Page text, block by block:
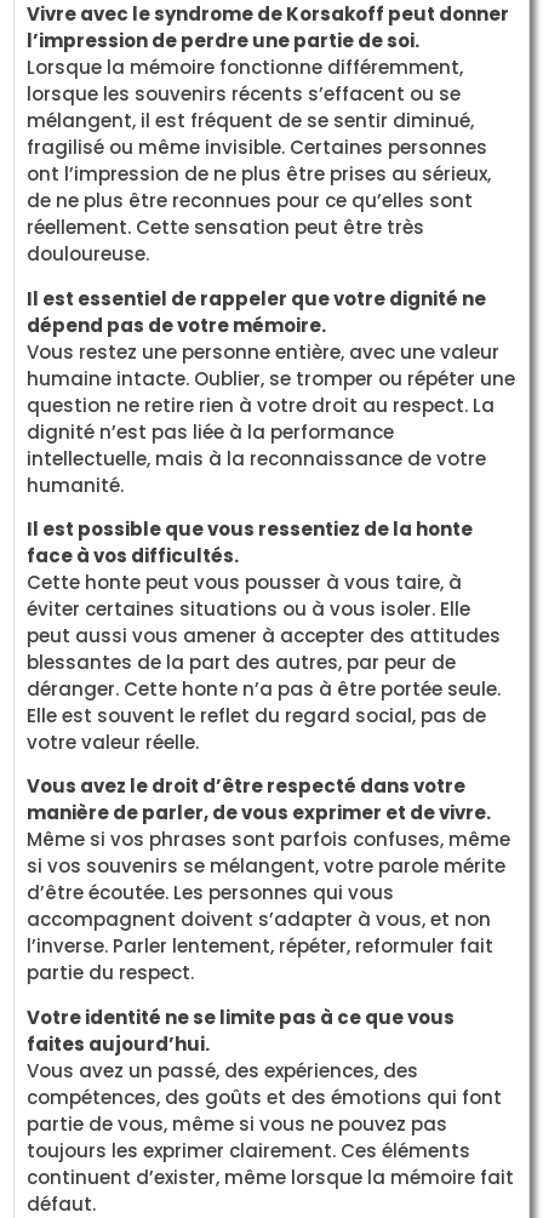
Vivre avec le syndrome de Korsakoff peut donner
l’impression de perdre une partie de soi.
Lorsque la mémoire fonctionne différemment,
lorsque les souvenirs récents s’effacent ou se
mélangent, il est fréquent de se sentir diminué,
fragilisé ou même invisible. Certaines personnes
ont l’impression de ne plus être prises au sérieux,
de ne plus être reconnues pour ce qu’elles sont
réellement. Cette sensation peut être très
douloureuse.
Il est essentiel de rappeler que votre dignité ne
dépend pas de votre mémoire.
Vous restez une personne entière, avec une valeur
humaine intacte. Oublier, se tromper ou répéter une
question ne retire rien à votre droit au respect. La
dignité n’est pas liée à la performance
intellectuelle, mais à la reconnaissance de votre
humanité.
Il est possible que vous ressentiez de la honte
face à vos difficultés.
Cette honte peut vous pousser à vous taire, à
éviter certaines situations ou à vous isoler. Elle
peut aussi vous amener à accepter des attitudes
blessantes de la part des autres, par peur de
déranger. Cette honte n’a pas à être portée seule.
Elle est souvent le reflet du regard social, pas de
votre valeur réelle.
Vous avez le droit d’être respecté dans votre
manière de parler, de vous exprimer et de vivre.
Même si vos phrases sont parfois confuses, même
si vos souvenirs se mélangent, votre parole mérite
d’être écoutée. Les personnes qui vous
accompagnent doivent s’adapter à vous, et non
l’inverse. Parler lentement, répéter, reformuler fait
partie du respect.
Votre identité ne se limite pas à ce que vous
faites aujourd’hui.
Vous avez un passé, des expériences, des
compétences, des goûts et des émotions qui font
partie de vous, même si vous ne pouvez pas
toujours les exprimer clairement. Ces éléments
continuent d’exister, même lorsque la mémoire fait
défaut.